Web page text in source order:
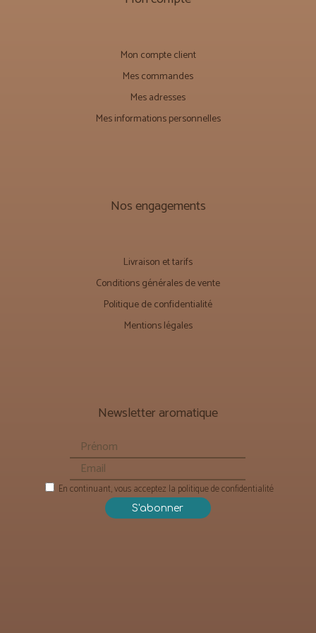
Mon compte client
Mes commandes
Mes adresses
Mes informations personnelles
Nos engagements
Livraison et tarifs
Conditions générales de vente
Politique de confidentialité
Mentions légales
Newsletter aromatique
En continuant, vous acceptez la politique de confidentialité